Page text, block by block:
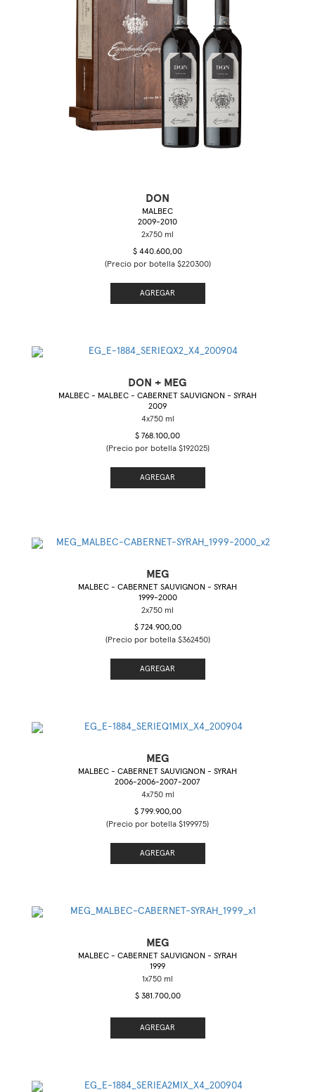
DON
MALBEC
2009-2010
$ 440.600,00
(Precio por botella $220300)
AGREGAR
DON + MEG
MALBEC - MALBEC - CABERNET SAUVIGNON - SYRAH
2009
$ 768.100,00
(Precio por botella $192025)
AGREGAR
MEG
MALBEC - CABERNET SAUVIGNON - SYRAH
1999-2000
$ 724.900,00
(Precio por botella $362450)
AGREGAR
MEG
MALBEC - CABERNET SAUVIGNON - SYRAH
2006-2006-2007-2007
$ 799.900,00
(Precio por botella $199975)
AGREGAR
MEG
MALBEC - CABERNET SAUVIGNON - SYRAH
1999
$ 381.700,00
AGREGAR